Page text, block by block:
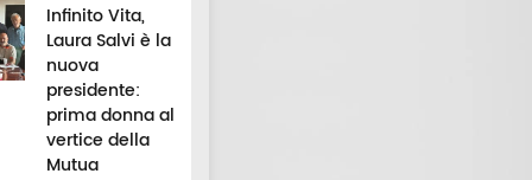
Infinito Vita,
Laura Salvi è la
nuova
presidente:
prima donna al
vertice della
Mutua